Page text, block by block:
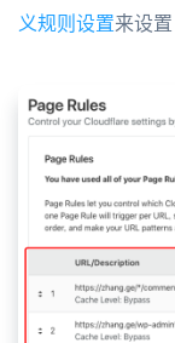
义规则设置来设置